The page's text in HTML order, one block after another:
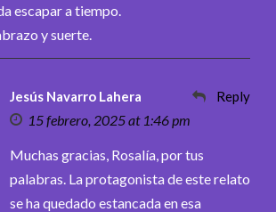
escapar a tiempo.
y suerte.
Jesús Navarro Lahera
15 febrero, 2025 at 1:46 pm
Reply
Muchas gracias, Rosalía, por tus
palabras. La protagonista de este relato
se ha quedado estancada en esa